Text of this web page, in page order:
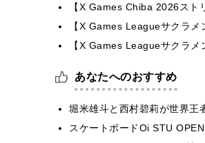
【X Games Chiba 2026ス
【X Games Leagueサクラ
【X Games Leagueサクラ
あなたへのおすすめ
堀米雄斗と西村碧莉が世界王
スケートボードOi STU